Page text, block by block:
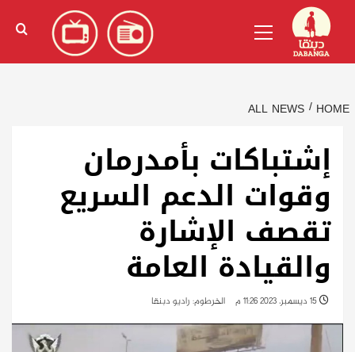
content
الإنجليزية)
Menu
HOME
ALL NEWS
إشتباكات بأمدرمان
وقوات الدعم السريع
تقصف الإشارة
والقيادة العامة
الخرطوم: راديو دبنقا